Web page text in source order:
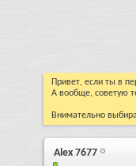
Привет, если ты в
А вообще, советую
Внимательно
Alex 7677